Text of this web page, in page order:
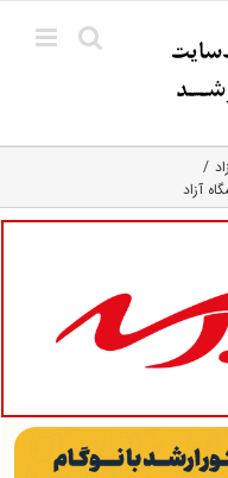
آزاد